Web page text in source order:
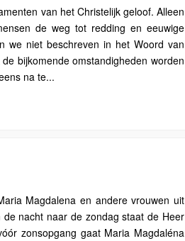
van het Christelijk geloof. Alleen
de weg tot redding en eeuwige
we niet beschreven in het Woord van
bijkomende omstandigheden worden
na te...
Magdalena en andere vrouwen uit
nacht naar de zondag staat de Heer
zonsopgang gaat Maria Magdaléna